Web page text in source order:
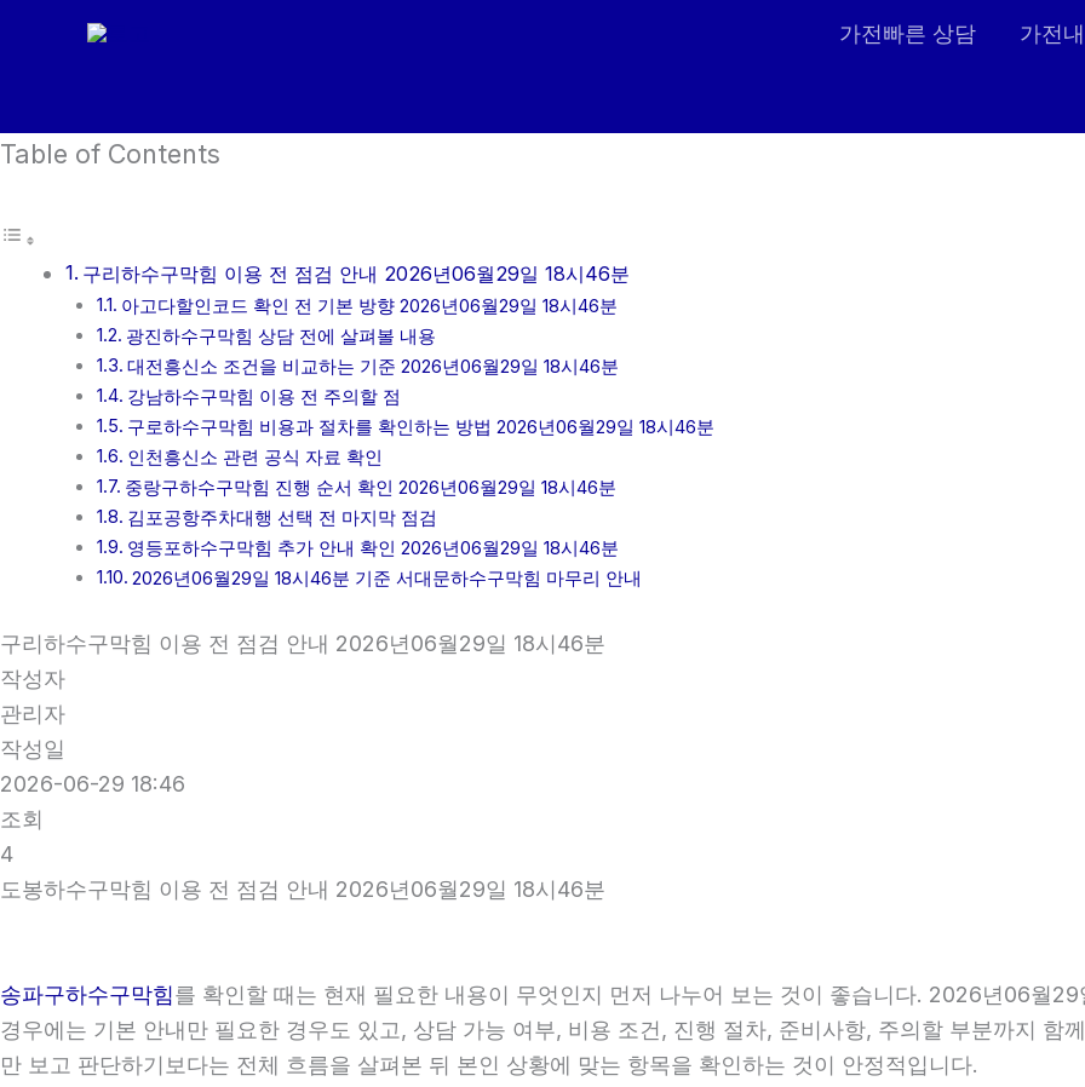
건
뛰
가전빠른 상담 가전
Table of Contents
구리하수구막힘 이용 전 점검 안내 2026년06월29일 18시46분
아고다할인코드 확인 전 기본 방향 2026년06월29일 18시46분
광진하수구막힘 상담 전에 살펴볼 내용
대전흥신소 조건을 비교하는 기준 2026년06월29일 18시46분
강남하수구막힘 이용 전 주의할 점
구로하수구막힘 비용과 절차를 확인하는 방법 2026년06월29일 18시46분
인천흥신소 관련 공식 자료 확인
중랑구하수구막힘 진행 순서 확인 2026년06월29일 18시46분
김포공항주차대행 선택 전 마지막 점검
영등포하수구막힘 추가 안내 확인 2026년06월29일 18시46분
2026년06월29일 18시46분 기준 서대문하수구막힘 마무리 안내
구리하수구막힘 이용 전 점검 안내 2026년06월29일 18시46분
작성자
관리자
작성일
2026-06-29 18:46
조회
4
도봉하수구막힘 이용 전 점검 안내 2026년06월29일 18시46분
송파구하수구막힘를 확인할 때는 현재 필요한 내용이 무엇인지 먼저 나누어 보는 것이 좋습니다. 2026년06월
경우에는 기본 안내만 필요한 경우도 있고, 상담 가능 여부, 비용 조건, 진행 절차, 준비사항, 주의할 부분까지 함
만 보고 판단하기보다는 전체 흐름을 살펴본 뒤 본인 상황에 맞는 항목을 확인하는 것이 안정적입니다.